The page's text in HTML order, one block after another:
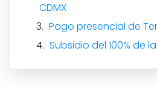
CDMX
Pago presencial de
Subsidio del 100% de